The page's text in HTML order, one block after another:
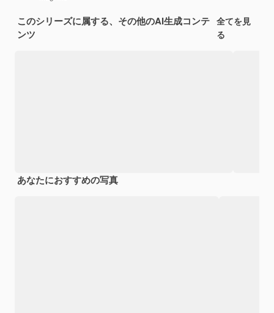
このシリーズに属する、その他のAI生成コンテ
ンツ
全てを見
る
あなたにおすすめの写真